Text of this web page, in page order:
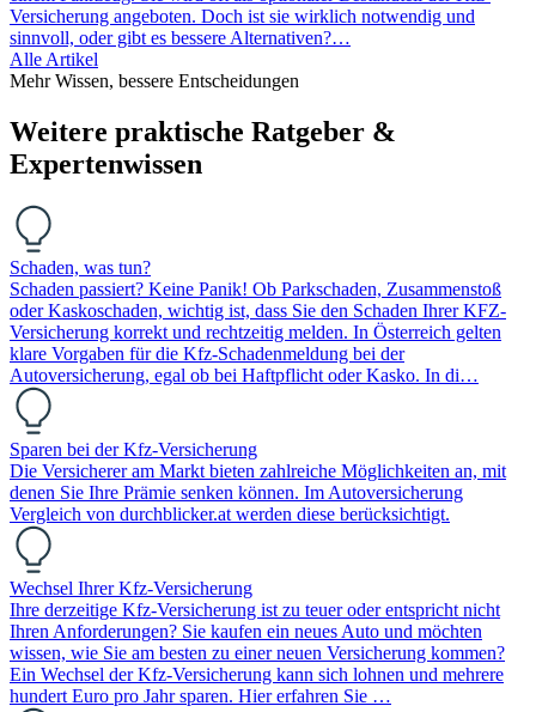
Versicherung angeboten. Doch ist sie wirklich notwendig und
sinnvoll, oder gibt es bessere Alternativen?…
Alle Artikel
Mehr Wissen, bessere Entscheidungen
Weitere praktische Ratgeber &
Expertenwissen
Schaden, was tun?
Schaden passiert? Keine Panik! Ob Parkschaden, Zusammenstoß
oder Kaskoschaden, wichtig ist, dass Sie den Schaden Ihrer KFZ-
Versicherung korrekt und rechtzeitig melden. In Österreich gelten
klare Vorgaben für die Kfz-Schadenmeldung bei der
Autoversicherung, egal ob bei Haftpflicht oder Kasko. In di…
Sparen bei der Kfz-Versicherung
Die Versicherer am Markt bieten zahlreiche Möglichkeiten an, mit
denen Sie Ihre Prämie senken können. Im Autoversicherung
Vergleich von durchblicker.at werden diese berücksichtigt.
Wechsel Ihrer Kfz-Versicherung
Ihre derzeitige Kfz-Versicherung ist zu teuer oder entspricht nicht
Ihren Anforderungen? Sie kaufen ein neues Auto und möchten
wissen, wie Sie am besten zu einer neuen Versicherung kommen?
Ein Wechsel der Kfz-Versicherung kann sich lohnen und mehrere
hundert Euro pro Jahr sparen. Hier erfahren Sie …